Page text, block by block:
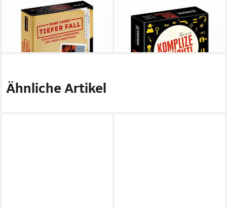
GMEINER
Spiel Dark Cases - Tiefer Fall
21,29 €
lieferbar - in 4-5 Werktagen bei dir
Spiel Komplize gesucht!
20,07 €
lieferbar - in 5-6 Werktagen bei dir
Ähnliche Artikel